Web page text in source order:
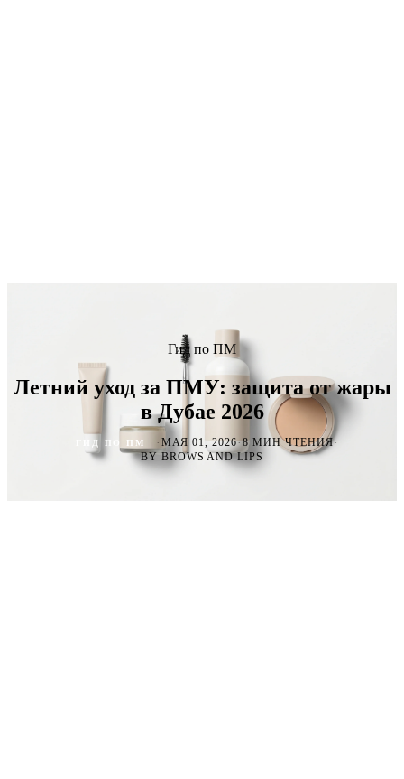
Гид по ПМ
Летний уход за ПМУ: защита от жары
в Дубае 2026
ГИД ПО ПМ · МАЯ 01, 2026·8 МИН ЧТЕНИЯ·
BY BROWS AND LIPS